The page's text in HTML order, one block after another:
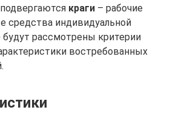
краги – рабочие
средства индивидуальной
рассмотрены критерии
востребованных